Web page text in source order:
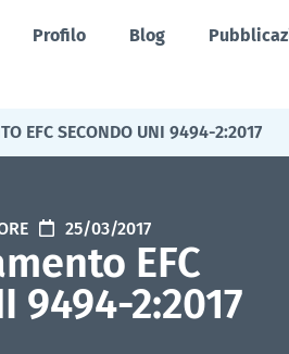
Profilo Blog
EFC SECONDO UNI 9494-2:2017
25/03/2017
EFC
9494-2:2017